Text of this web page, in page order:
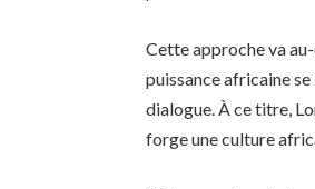
Cette approche va
puissance africaine
dialogue. À ce titre,
forge une culture